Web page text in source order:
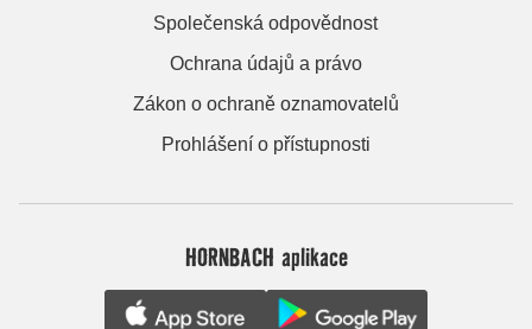
Společenská odpovědnost
Ochrana údajů a právo
Zákon o ochraně oznamovatelů
Prohlášení o přístupnosti
HORNBACH aplikace